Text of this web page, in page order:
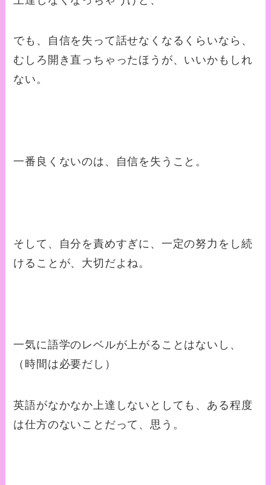
でも、自信を失って話せなくなるくらいなら、
むしろ開き直っちゃったほうが、いいかもしれ
ない。
一番良くないのは、自信を失うこと。
そして、自分を責めすぎに、一定の努力をし続
けることが、大切だよね。
一気に語学のレベルが上がることはないし、
（時間は必要だし）
英語がなかなか上達しないとしても、ある程度
は仕方のないことだって、思う。